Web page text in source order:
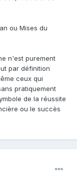
ou Mises du
n'est purement
par définition
ceux qui
pratiquement
de la réussite
ou le succès